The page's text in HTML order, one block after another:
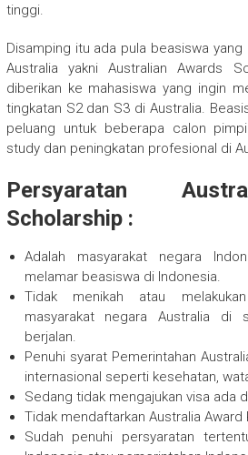
tinggi.
Disamping itu ada pula beasiswa
Australia yakni Australian Awards
diberikan ke mahasiswa yang ingin
tingkatan S2 dan S3 di Australia.
peluang untuk beberapa calon
study dan peningkatan profesional di
Persyaratan
Scholarship :
Adalah masyarakat negara
melamar beasiswa di Indonesia.
Tidak menikah atau
masyarakat negara Australia di
berjalan.
Penuhi syarat Pemerintahan
internasional seperti kesehatan,
Sedang tidak mengajukan visa ada
Tidak mendaftarkan Australia Award
Sudah penuhi persyaratan